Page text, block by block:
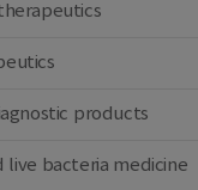
products
live bacteria medicine